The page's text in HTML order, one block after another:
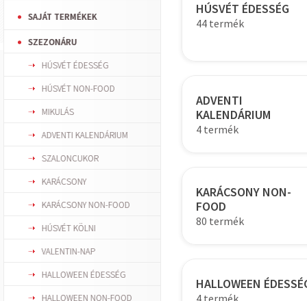
SAJÁT TERMÉKEK
SZEZONÁRU
HÚSVÉT ÉDESSÉG
HÚSVÉT NON-FOOD
MIKULÁS
ADVENTI KALENDÁRIUM
SZALONCUKOR
KARÁCSONY
KARÁCSONY NON-FOOD
HÚSVÉT KÖLNI
VALENTIN-NAP
HALLOWEEN ÉDESSÉG
HALLOWEEN NON-FOOD
HÚSVÉT ÉDESSÉG
44 termék
ADVENTI
KALENDÁRIUM
4 termék
KARÁCSONY NON-
FOOD
80 termék
HALLOWEEN
4 termék